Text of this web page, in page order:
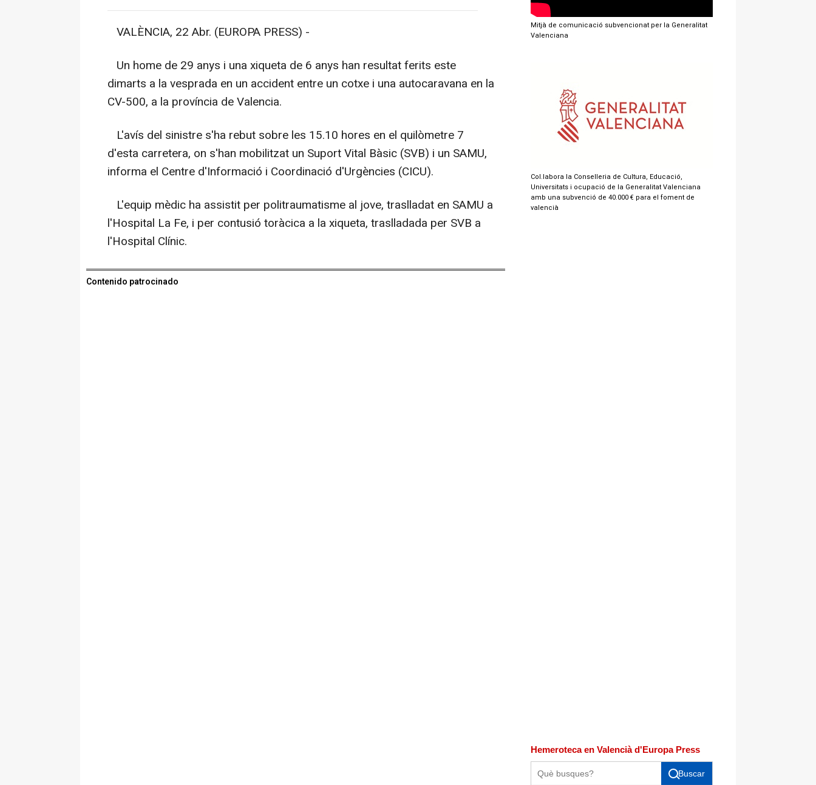
VALÈNCIA, 22 Abr. (EUROPA PRESS) -
Un home de 29 anys i una xiqueta de 6 anys han resultat ferits este
dimarts a la vesprada en un accident entre un cotxe i una autocaravana en la
CV-500, a la província de Valencia.
L'avís del sinistre s'ha rebut sobre les 15.10 hores en el quilòmetre 7
d'esta carretera, on s'han mobilitzat un Suport Vital Bàsic (SVB) i un SAMU,
informa el Centre d'Informació i Coordinació d'Urgències (CICU).
L'equip mèdic ha assistit per politraumatisme al jove, traslladat en SAMU a
l'Hospital La Fe, i per contusió toràcica a la xiqueta, traslladada per SVB a
l'Hospital Clínic.
Contenido patrocinado
Mitjà de comunicació subvencionat per la Generalitat
Valenciana
Col.labora la Conselleria de Cultura, Educació,
Universitats i ocupació de la Generalitat Valenciana
amb una subvenció de 40.000 € para el foment de
valencià
Hemeroteca en Valencià d'Europa Press
Buscar